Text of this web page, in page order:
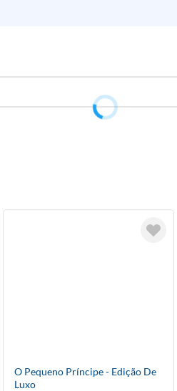
O Pequeno Príncipe - Edição De
Luxo